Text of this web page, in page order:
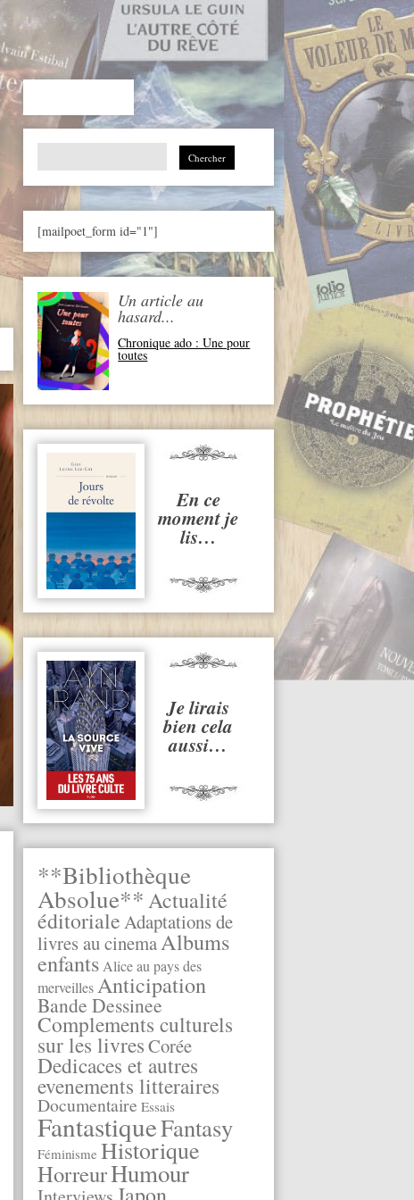
Search
[mailpoet_form id="1"]
Un article au
hasard...
Chronique ado : Une pour
toutes
En ce
moment je
lis…
Je lirais
bien cela
aussi…
**Bibliothèque
Absolue**Actualité
éditorialeAdaptations de
livres au cinemaAlbums
enfantsAlice au pays des
merveillesAnticipation
Bande Dessinee
Complements culturels
sur les livresCorée
Dedicaces et autres
evenements litteraires
Documentaire Essais
FantastiqueFantasy
Féminisme Historique
HorreurHumour